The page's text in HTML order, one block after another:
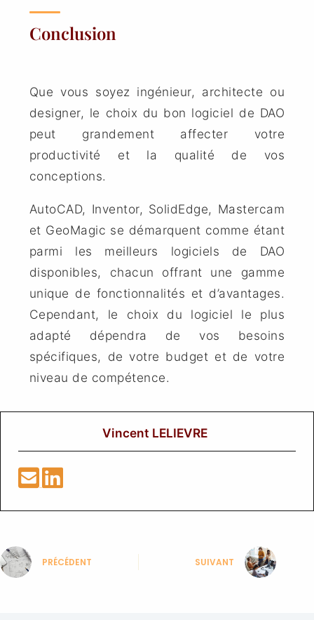
Conclusion
Que vous soyez ingénieur, architecte ou
designer, le choix du bon logiciel de DAO
peut grandement affecter votre
productivité et la qualité de vos
conceptions.
AutoCAD, Inventor, SolidEdge, Mastercam
et GeoMagic se démarquent comme étant
parmi les meilleurs logiciels de DAO
disponibles, chacun offrant une gamme
unique de fonctionnalités et d’avantages.
Cependant, le choix du logiciel le plus
adapté dépendra de vos besoins
spécifiques, de votre budget et de votre
niveau de compétence.
Vincent LELIEVRE
PRÉCÉDENT SUIVANT